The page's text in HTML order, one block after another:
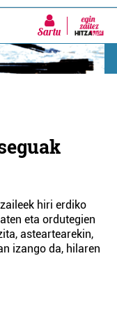
Sartu
hiri erdiko
eta ordutegien
asteartearekin,
izango da, hilaren